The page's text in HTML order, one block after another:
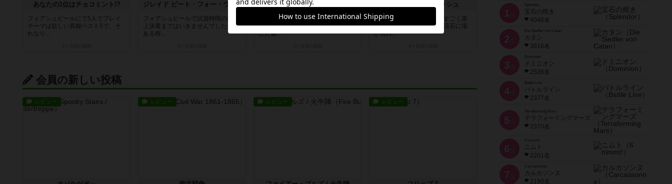
あなたの1位はチョコミント!?
フォアシュピールにて5人でプレイ
テーマは欲しい異能ベスト5で、そ
れなり...
フォアシュピールで試遊時間の関係
上決着まではいきませんでしたが、
ある程...
だんだんダンジョン
6人でプレイダンジョンバージョン
も洞窟バージョンもどちらも行いま
した運...
トーネードスプラッシュ
5人でプレイゲーム自体はすごく楽
しかったが、5人でやると流石に場
が荒れ...
会員の新しい投稿
レビュー レビュー レビュー レビュー
1 位
宝石の煌き
4040名
2 位
Die Siedler von Catan
カタン
3616名
3 位
ドミニオン
2528名
4位
Battle Line
バトルライン
2377名
5 位
Terraforming Mars
テラフォーミングマーズ
2370名
6 位
ニムト
2201名
7 位
Carcassonne
カルカソンヌ
2190名